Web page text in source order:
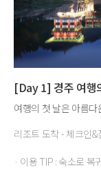
[Day 1] 경주 여행
여행의 첫 날은 아름
리조트 도착 - 체크인
· 이용 TIP : 숙소로